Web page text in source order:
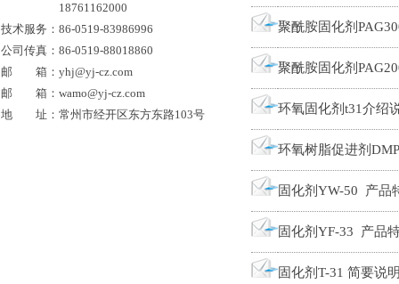
18761162000
技术服务：86-0519-83986996
公司传真：86-0519-88018860
邮 箱： yhj@yj-cz.com
邮 箱： wamo@yj-cz.com
地 址：常州市经开区东方东路103号
聚酰胺固化剂
聚酰胺固化剂
环氧固化剂t31介绍
环氧树脂促进剂
固化剂YW-50 产品
固化剂YF-33 产品
固化剂T-31 简要说